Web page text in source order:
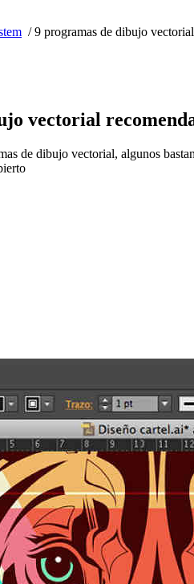
/9 programas de dibujo
vectorial
de dibujo vectorial, algunos